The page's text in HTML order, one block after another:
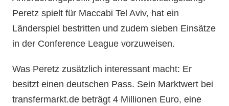
Peretz spielt für Maccabi Tel Aviv, hat ein
Länderspiel bestritten und zudem sieben Einsätze
in der Conference League vorzuweisen.
Was Peretz zusätzlich interessant macht: Er
besitzt einen deutschen Pass. Sein Marktwert bei
transfermarkt.de beträgt 4 Millionen Euro, eine